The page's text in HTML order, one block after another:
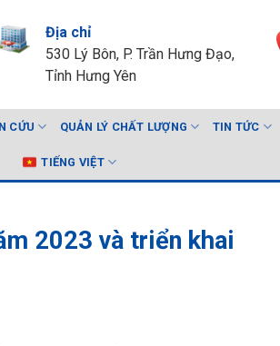
Địa chỉ
530 Lý Bôn, P. Trần Hưng Đạo,
Tỉnh Hưng Yên
CỨU QUẢN LÝ CHẤT LƯỢNG TIN TỨC
TIẾNG VIỆT
2023 và triển khai